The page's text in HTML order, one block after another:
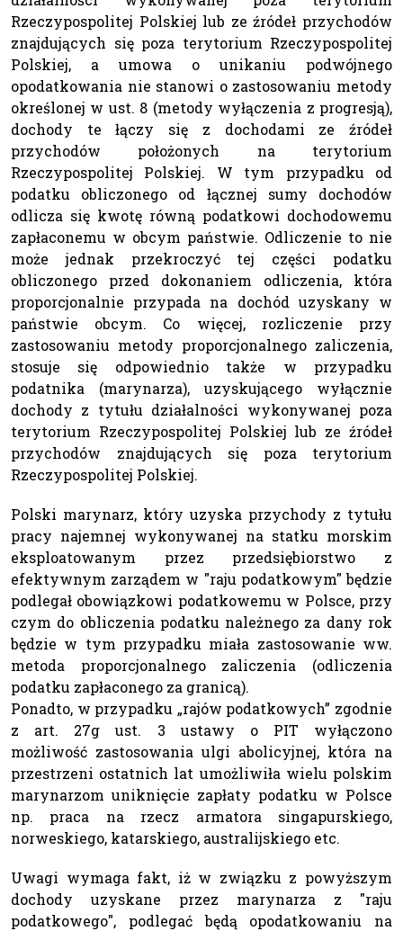
Rzeczypospolitej Polskiej lub ze źródeł przychodów
znajdujących się poza terytorium Rzeczypospolitej
Polskiej, a umowa o unikaniu podwójnego
opodatkowania nie stanowi o zastosowaniu metody
określonej w ust. 8 (metody wyłączenia z progresją),
dochody te łączy się z dochodami ze źródeł
przychodów położonych na terytorium
Rzeczypospolitej Polskiej. W tym przypadku od
podatku obliczonego od łącznej sumy dochodów
odlicza się kwotę równą podatkowi dochodowemu
zapłaconemu w obcym państwie. Odliczenie to nie
może jednak przekroczyć tej części podatku
obliczonego przed dokonaniem odliczenia, która
proporcjonalnie przypada na dochód uzyskany w
państwie obcym. Co więcej, rozliczenie przy
zastosowaniu metody proporcjonalnego zaliczenia,
stosuje się odpowiednio także w przypadku
podatnika (marynarza), uzyskującego wyłącznie
dochody z tytułu działalności wykonywanej poza
terytorium Rzeczypospolitej Polskiej lub ze źródeł
przychodów znajdujących się poza terytorium
Rzeczypospolitej Polskiej.
Polski marynarz, który uzyska przychody z tytułu
pracy najemnej wykonywanej na statku morskim
eksploatowanym przez przedsiębiorstwo z
efektywnym zarządem w "raju podatkowym" będzie
podlegał obowiązkowi podatkowemu w Polsce, przy
czym do obliczenia podatku należnego za dany rok
będzie w tym przypadku miała zastosowanie ww.
metoda proporcjonalnego zaliczenia (odliczenia
podatku zapłaconego za granicą).
Ponadto, w przypadku „rajów podatkowych” zgodnie
z art. 27g ust. 3 ustawy o PIT wyłączono
możliwość zastosowania ulgi abolicyjnej, która na
przestrzeni ostatnich lat umożliwiła wielu polskim
marynarzom uniknięcie zapłaty podatku w Polsce
np. praca na rzecz armatora singapurskiego,
norweskiego, katarskiego, australijskiego etc.
Uwagi wymaga fakt, iż w związku z powyższym
dochody uzyskane przez marynarza z "raju
podatkowego", podlegać będą opodatkowaniu na